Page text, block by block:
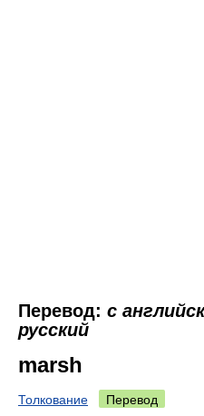
Перевод: с
русский
marsh
Толкование Перевод